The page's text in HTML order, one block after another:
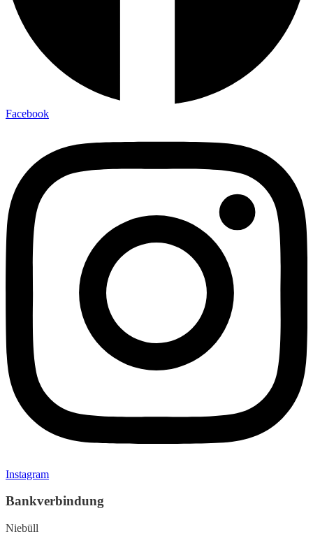
Facebook
Instagram
Bankverbindung
Niebüll